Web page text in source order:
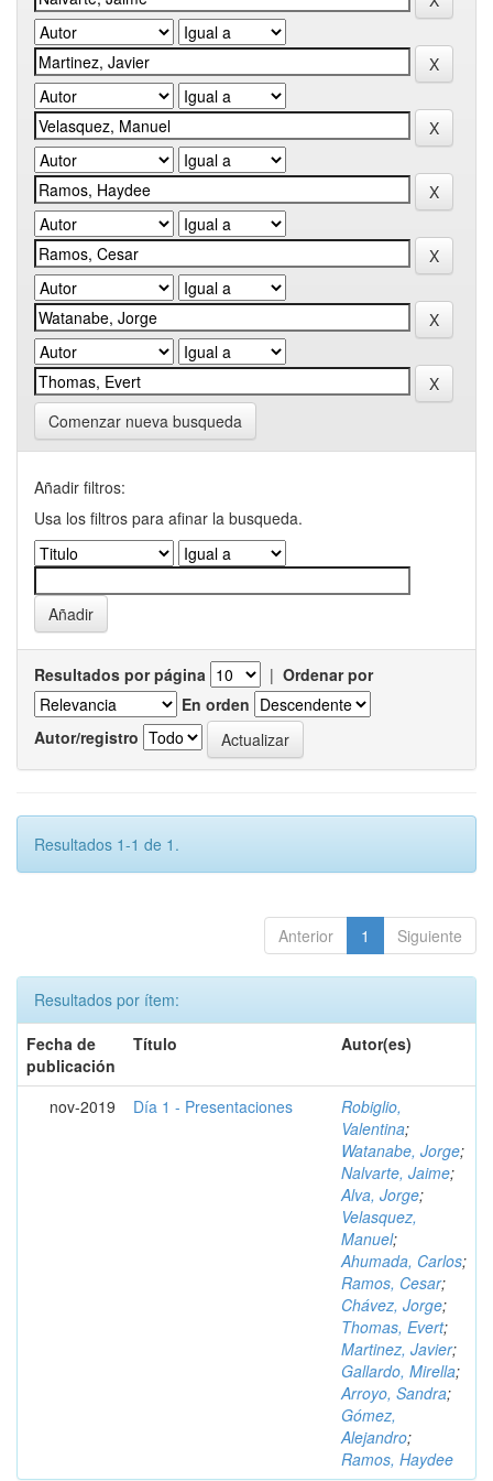
Comenzar nueva busqueda
Añadir filtros:
Usa los filtros para afinar la busqueda.
Resultados por página | Ordenar por
En orden
Autor/registro
Resultados 1-1 de 1.
Anterior 1 Siguiente
Resultados por ítem:
Fecha de
publicación
Título Autor(es)
nov-2019 Día 1 - Presentaciones
Robiglio,
Valentina;
Watanabe, Jorge;
Nalvarte, Jaime;
Alva, Jorge;
Velasquez,
Manuel;
Ahumada, Carlos;
Ramos, Cesar;
Chávez, Jorge;
Thomas, Evert;
Martinez, Javier;
Gallardo, Mirella;
Arroyo, Sandra;
Gómez,
Alejandro;
Ramos, Haydee